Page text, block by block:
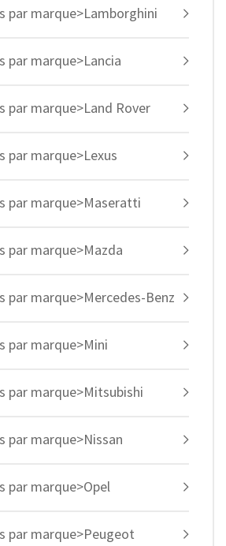
par marque>Lamborghini
par marque>Lancia
par marque>Land Rover
par marque>Lexus
par marque>Maseratti
par marque>Mazda
par marque>Mercedes-Benz
par marque>Mini
par marque>Mitsubishi
par marque>Nissan
par marque>Opel
par marque>Peugeot